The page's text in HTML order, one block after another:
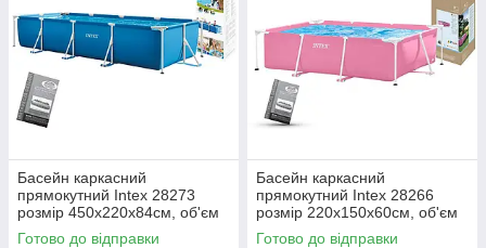
Басейн каркасний
прямокутний Intex 28273
розмір 450x220x84см, об'єм
7127л
Готово до відправки
Басейн каркасний
прямокутний Intex 28266
розмір 220x150x60см, об'єм
1662л
Готово до відправки